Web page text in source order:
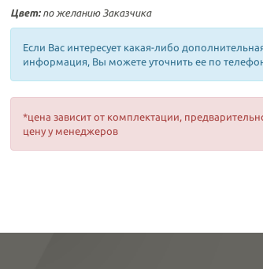
Цвет:по желанию Заказчика
Если Вас интересует какая-либо
информация, Вы можете уточнить ее по
*цена зависит от комплектации,
цену у менеджеров